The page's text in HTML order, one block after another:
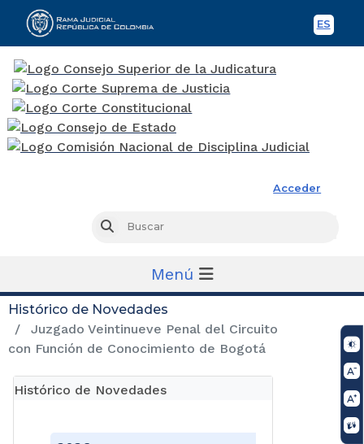
ES
Acceder
Buscar
Menú
Histórico de Novedades
Juzgado Veintinueve Penal del Circuito
con Función de Conocimiento de Bogotá
Histórico de Novedades